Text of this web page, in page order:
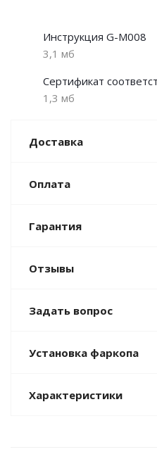
Инструкция G-M008
3,1 мб
Сертификат
1,3 мб
Доставка
Оплата
Гарантия
Отзывы
Задать вопрос
Установка фаркопа
Характеристики